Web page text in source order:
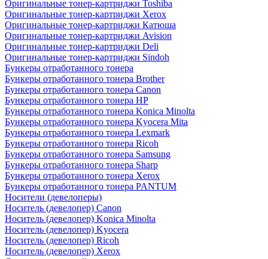
Оригинальные тонер-картриджи Toshiba
Оригинальные тонер-картриджи Xerox
Оригинальные тонер-картриджи Катюша
Оригинальные тонер-картриджи Avision
Оригинальные тонер-картриджи Deli
Оригинальные тонер-картриджи Sindoh
Бункеры отработанного тонера
Бункеры отработанного тонера Brother
Бункеры отработанного тонера Canon
Бункеры отработанного тонера HP
Бункеры отработанного тонера Konica Minolta
Бункеры отработанного тонера Kyocera Mita
Бункеры отработанного тонера Lexmark
Бункеры отработанного тонера Ricoh
Бункеры отработанного тонера Samsung
Бункеры отработанного тонера Sharp
Бункеры отработанного тонера Xerox
Бункеры отработанного тонера PANTUM
Носители (девелоперы)
Носитель (девелопер) Canon
Носитель (девелопер) Konica Minolta
Носитель (девелопер) Kyocera
Носитель (девелопер) Ricoh
Носитель (девелопер) Xerox